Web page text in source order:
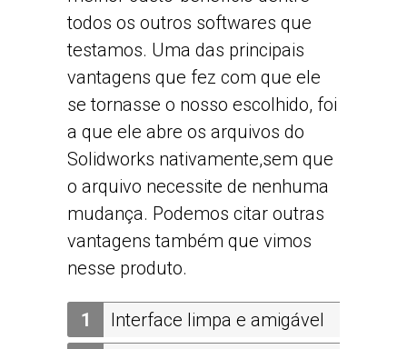
todos os outros softwares que
testamos. Uma das principais
vantagens que fez com que ele
se tornasse o nosso escolhido, foi
a que ele abre os arquivos do
Solidworks nativamente,sem que
o arquivo necessite de nenhuma
mudança. Podemos citar outras
vantagens também que vimos
nesse produto.
Interface limpa e amigável